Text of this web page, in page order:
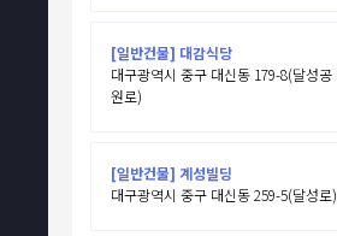
[일반건물] 대감식당
대구광역시 중구 대신동 179-8(달성공
원로)
[일반건물] 계성빌딩
대구광역시 중구 대신동 259-5(달성로)